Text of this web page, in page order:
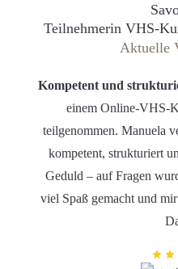
Teilnehmerin VHS-
Aktuelle
Kompetent und
einem Online-VHS-
teilgenommen. Manuela
kompetent, strukturiert
Geduld – auf Fragen
viel Spaß gemacht und